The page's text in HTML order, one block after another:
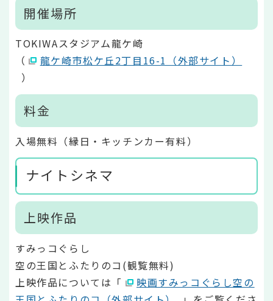
開催場所
TOKIWAスタジアム龍ケ崎
（
龍ケ崎市松ケ丘2丁目16-1（外部サイト）
）
料金
入場無料（縁日・キッチンカー有料）
ナイトシネマ
上映作品
すみっコぐらし
空の王国とふたりのコ(観覧無料)
上映作品については「
映画すみっコぐらし空の